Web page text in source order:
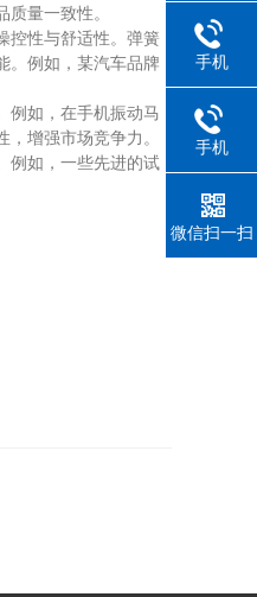
量一致性。
控性与舒适性。弹簧
。例如，某汽车品牌
例如，在手机振动马
增强市场竞争力。
例如，一些先进的试
手机
手机
微信扫一扫